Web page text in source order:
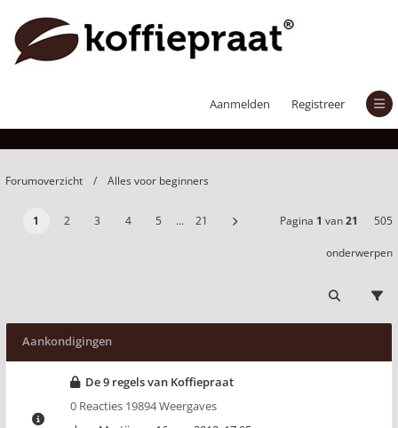
Aanmelden Registreer
Forumoverzicht Alles voor beginners
1 2 3 4 5 … 21 Pagina 1 van21 505
onderwerpen
Aankondigingen
De 9 regels van Koffiepraat
0 Reacties 19894 Weergaves